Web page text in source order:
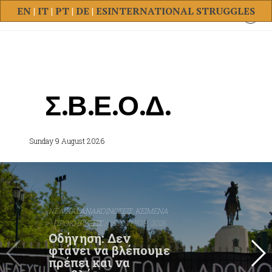
INTERNATIONAL STRUGGLES
EN| IT| PT| DE | ES
Σ.Β.Ε.Ο.Δ.
Sunday 9 August 2026
NΕΑ ΚΑΙ ΑΝΑΚΟΙΝΩΣΕΙΣ, ΚΕΙΜΕΝΑ
- ΠΡΟΚΗΡΥΞΕΙΣ/ 15 ΙΟΥΝΙΟΥ, 2026
Οδήγηση: Δεν
φτάνει να βλέπουμε
πρέπει και να